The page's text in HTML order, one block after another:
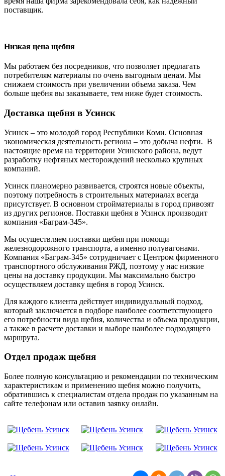
поставщик.
Низкая цена щебня
Мы работаем без посредников, что позволяет предлагать
потребителям материалы по очень выгодным ценам. Мы
снижаем стоимость при увеличении объема заказа. Чем
больше щебня вы заказываете, тем ниже будет стоимость.
Доставка щебня в Усинск
Усинск – это молодой город Республики Коми. Основная
экономическая деятельность региона – это добыча нефти. В
настоящие время на территории Усинского района, ведут
разработку нефтяных месторождений несколько крупных
компаний.
Усинск планомерно развивается, строятся новые объекты,
поэтому потребность в строительных материалах всегда
присутствует. В основном стройматериалы в город привозят
из других регионов. Поставки щебня в Усинск производит
компания «Баграм-345».
Мы осуществляем поставки щебня при помощи
железнодорожного транспорта, а именно полувагонами.
Компания «Баграм-345» сотрудничает с Центром фирменного
транспортного обслуживания РЖД, поэтому у нас низкие
цены на доставку продукции. Мы максимально быстро
осуществляем доставку щебня в город Усинск.
Для каждого клиента действует индивидуальный подход,
который заключается в подборе наиболее соответствующего
его потребности вида щебня, количества и объема продукции,
а также в расчете доставки и выборе наиболее подходящего
маршрута.
Отдел продаж щебня
Более полную консультацию и рекомендации по техническим
характеристикам и применению щебня можно получить,
обратившись к специалистам отдела продаж по указанным на
сайте телефонам или оставив заявку онлайн.